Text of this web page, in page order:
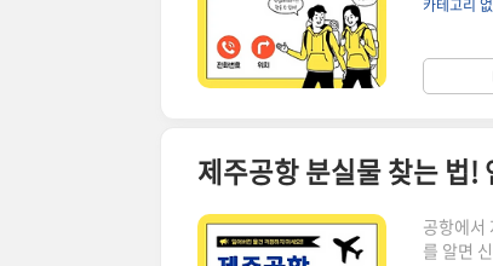
리겠습니
분실한
는 항공
카테고리
제주공항 분실물 찾는 법!
공항에서
를 알면